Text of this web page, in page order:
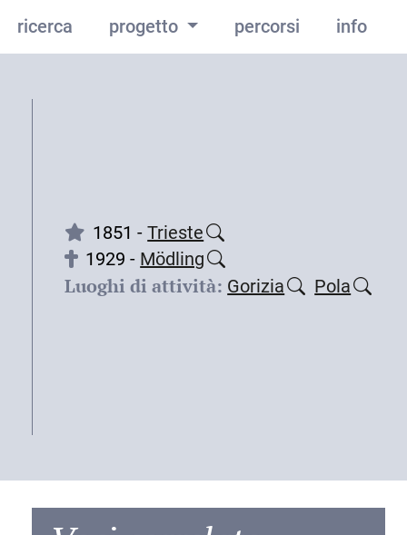
ricerca progetto percorsi info
1851 -Trieste
1929 - Mödling
Luoghi di attività: Gorizia Pola